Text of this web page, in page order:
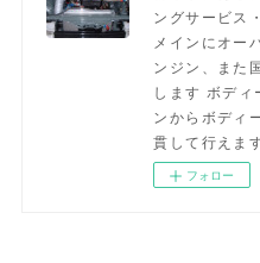
ングサービス
メインにオー
ンジン、また
します ボディ
ンからボディ
貫して行えま
フォロー